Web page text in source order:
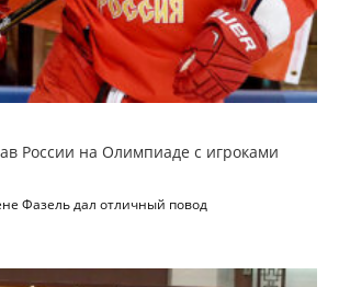
России на Олимпиаде с игроками
Фазель дал отличный повод